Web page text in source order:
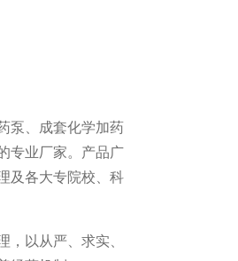
泵、成套化学加药
专业厂家。产品广
及各大专院校、科
以从严、求实、